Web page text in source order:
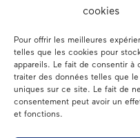
cookies
Pour offrir les meilleures
telles que les cookies pour
appareils. Le fait de consentir à
traiter des données telles que
uniques sur ce site. Le fait de
consentement peut avoir un
et fonctions.